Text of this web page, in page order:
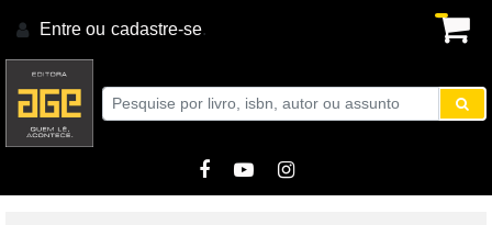
Entre ou cadastre-se.